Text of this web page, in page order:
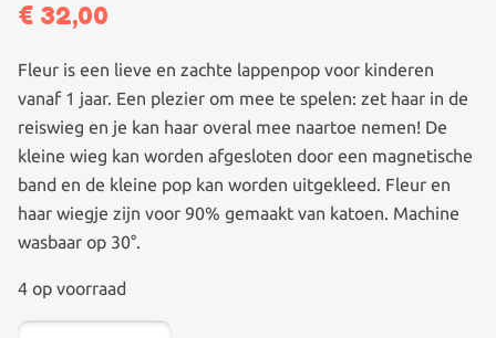
€ 32,00
Fleur is een lieve en zachte lappenpop voor kinderen
vanaf 1 jaar. Een plezier om mee te spelen: zet haar in de
reiswieg en je kan haar overal mee naartoe nemen! De
kleine wieg kan worden afgesloten door een magnetische
band en de kleine pop kan worden uitgekleed. Fleur en
haar wiegje zijn voor 90% gemaakt van katoen. Machine
wasbaar op 30°.
4 op voorraad